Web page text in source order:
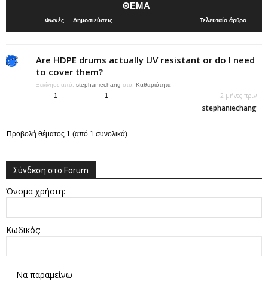
ΘΈΜΑ
Φωνές Δημοσιεύσεις Τελευταίο άρθρο
Are HDPE drums actually UV resistant or do I need
to cover them?
Ξεκίνησε από: stephaniechang στο: Καθαριότητα
1 1 2 μήνες πριν
stephaniechang
Προβολή θέματος 1 (από 1 συνολικά)
Σύνδεση στο Forum
Όνομα χρήστη:
Κωδικός:
Να παραμείνω